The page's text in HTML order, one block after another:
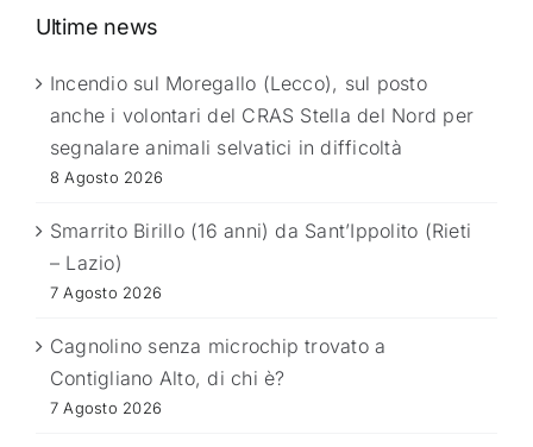
Ultime news
Incendio sul Moregallo (Lecco), sul posto
anche i volontari del CRAS Stella del Nord per
segnalare animali selvatici in difficoltà
8 Agosto 2026
Smarrito Birillo (16 anni) da Sant’Ippolito (Rieti
– Lazio)
7 Agosto 2026
Cagnolino senza microchip trovato a
Contigliano Alto, di chi è?
7 Agosto 2026